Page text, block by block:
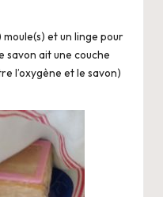
et un linge pour
savon ait une couche
l’oxygène et le savon)